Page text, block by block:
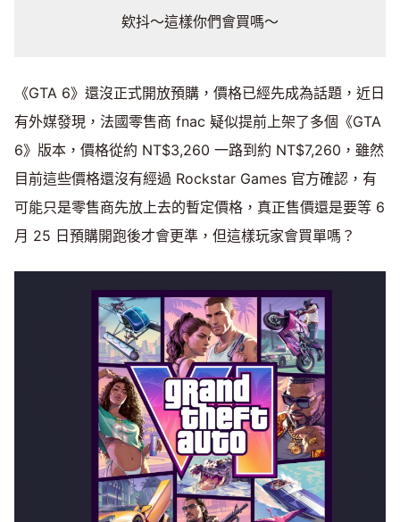
欸抖～這樣你們會買嗎～
《GTA 6》還沒正式開放預購，價格已經先成為話題，近日
有外媒發現，法國零售商 fnac 疑似提前上架了多個《GTA
6》版本，價格從約 NT$3,260 一路到約 NT$7,260，雖然
目前這些價格還沒有經過 Rockstar Games 官方確認，有
可能只是零售商先放上去的暫定價格，真正售價還是要等 6
月 25 日預購開跑後才會更準，但這樣玩家會買單嗎？